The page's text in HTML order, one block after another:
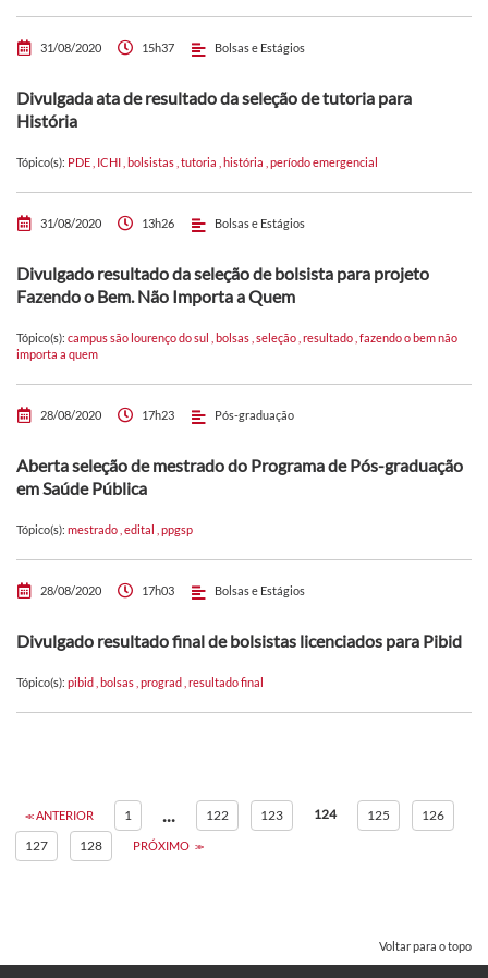
31/08/2020 15h37 Bolsas e Estágios
Divulgada ata de resultado da seleção de tutoria para
História
Tópico(s): PDE ICHI bolsistas tutoria história período emergencial
31/08/2020 13h26 Bolsas e Estágios
Divulgado resultado da seleção de bolsista para projeto
Fazendo o Bem. Não Importa a Quem
Tópico(s): campus são lourenço do sul bolsas seleção resultado fazendo o bem não
importa a quem
28/08/2020 17h23 Pós-graduação
Aberta seleção de mestrado do Programa de Pós-graduação
em Saúde Pública
Tópico(s): mestrado edital ppgsp
28/08/2020 17h03 Bolsas e Estágios
Divulgado resultado final de bolsistas licenciados para Pibid
Tópico(s): pibid bolsas prograd resultado final
ANTERIOR 1 ... 122 123 124 125
126
127
128 PRÓXIMO
Voltar para o topo